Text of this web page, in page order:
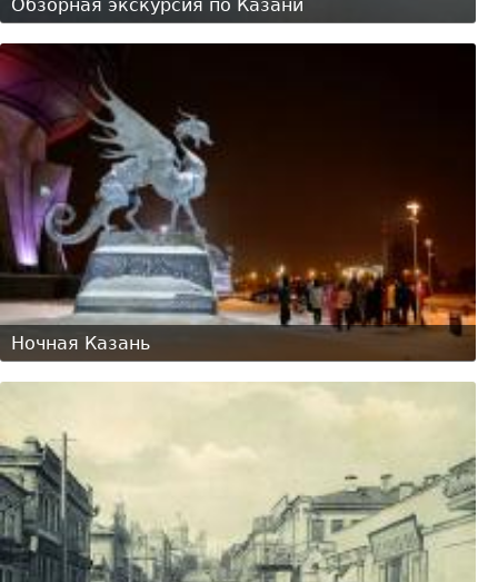
Обзорная экскурсия по Казани
Ночная Казань